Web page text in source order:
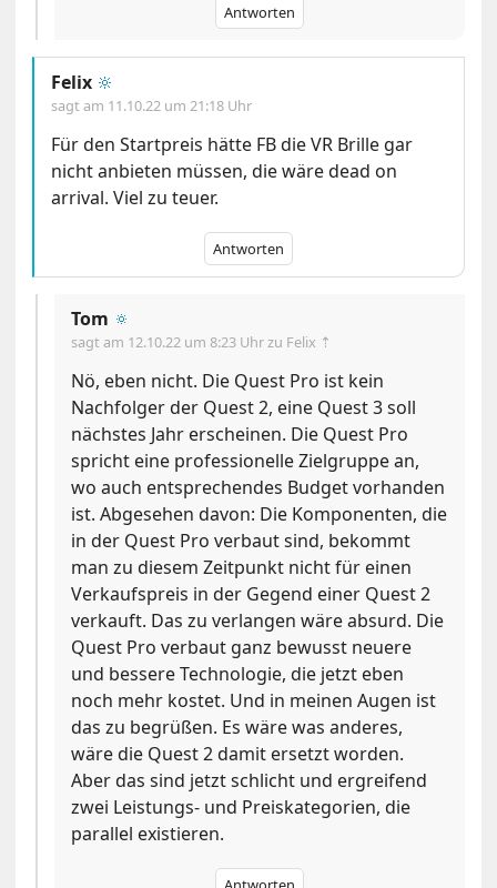
Antworten
Felix 🔆
sagt am 11.10.22 um 21:18 Uhr
Für den Startpreis hätte FB die VR Brille gar
nicht anbieten müssen, die wäre dead on
arrival. Viel zu teuer.
Antworten
Tom 🔅
sagt am 12.10.22 um 8:23 Uhrzu Felix ⇡
Nö, eben nicht. Die Quest Pro ist kein
Nachfolger der Quest 2, eine Quest 3 soll
nächstes Jahr erscheinen. Die Quest Pro
spricht eine professionelle Zielgruppe an,
wo auch entsprechendes Budget vorhanden
ist. Abgesehen davon: Die Komponenten, die
in der Quest Pro verbaut sind, bekommt
man zu diesem Zeitpunkt nicht für einen
Verkaufspreis in der Gegend einer Quest 2
verkauft. Das zu verlangen wäre absurd. Die
Quest Pro verbaut ganz bewusst neuere
und bessere Technologie, die jetzt eben
noch mehr kostet. Und in meinen Augen ist
das zu begrüßen. Es wäre was anderes,
wäre die Quest 2 damit ersetzt worden.
Aber das sind jetzt schlicht und ergreifend
zwei Leistungs- und Preiskategorien, die
parallel existieren.